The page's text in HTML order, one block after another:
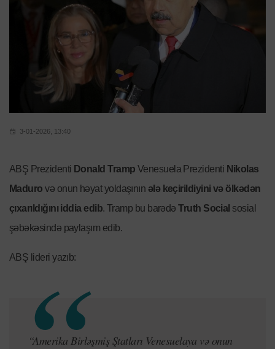
3-01-2026, 13:40
ABŞ Prezidenti Donald Tramp Venesuela Prezidenti Nikolas
Maduro və onun həyat yoldaşının ələ keçirildiyini və ölkədən
çıxarıldığını iddia edib. Tramp bu barədəTruth Social sosial
şəbəkəsində paylaşım edib.
ABŞ lideri yazıb:
“Amerika Birləşmiş Ştatları Venesuelaya və onun